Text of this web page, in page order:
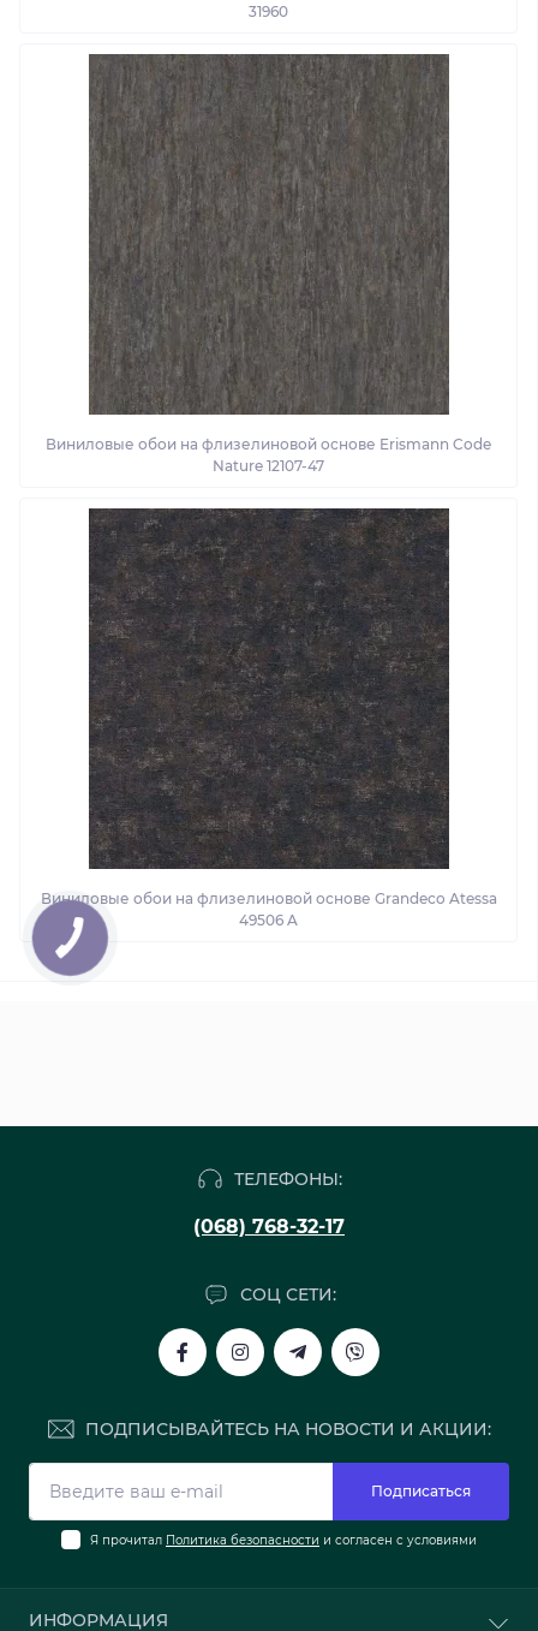
31960
Виниловые обои на флизелиновой основе Erismann Code
Nature 12107-47
Виниловые обои на флизелиновой основе Grandeco Atessa
49506 A
ТЕЛЕФОНЫ:
(068) 768-32-17
СОЦ СЕТИ:
ПОДПИСЫВАЙТЕСЬ НА НОВОСТИ И АКЦИИ:
Подписаться
Я прочитал Политика безопасности и согласен с условиями
ИНФОРМАЦИЯ